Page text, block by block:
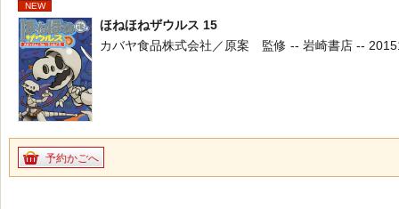
NEW
ほねほねザウルス 15
カバヤ食品株式会社／原案 監修 -- 岩崎書店 --
予約かごへ